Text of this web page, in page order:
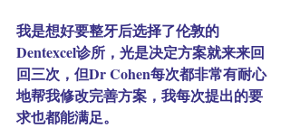
我是想好要整牙后选择了伦敦的
Dentexcel诊所，光是决定方案就来来回
回三次，但Dr Cohen每次都非常有耐心
地帮我修改完善方案，我每次提出的要
求也都能满足。